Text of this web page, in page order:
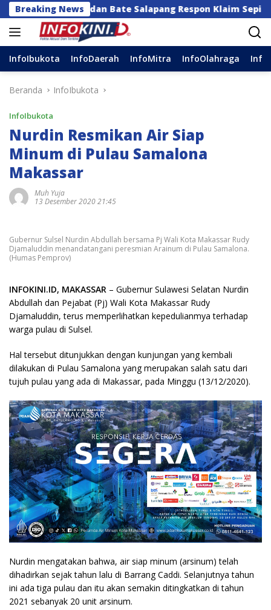
Langsung
ke
konten
Breaking News
dan Bate Salapang Respon Klaim Sepihak, Tekankan
InfoIbukota InfoDaerah InfoMitra InfoOlahraga
Beranda InfoIbukota
InfoIbukota
Nurdin Resmikan Air Siap
Minum di Pulau Samalona
Makassar
Muh Yuja
13 Desember 2020 21:45
Gubernur Sulsel Nurdin Abdullah bersama Pj Wali Kota Makassar Rudy
Djamaluddin menandatangani peresmian Arainum di Pulau Samalona.
(Humas Pemprov)
INFOKINI.ID, MAKASSAR – Gubernur Sulawesi Selatan Nurdin
Abdullah dan Pejabat (Pj) Wali Kota Makassar Rudy
Djamaluddin, terus memperlihatkan kepedulianmya terhadap
warga pulau di Sulsel.
Hal tersebut ditunjukkan dengan kunjungan yang kembali
dilakukan di Pulau Samalona yang merupakan salah satu dari
tujuh pulau yang ada di Makassar, pada Minggu (13/12/2020).
Nurdin mengatakan bahwa, air siap minum (arsinum) telah
dihadirkan sejak tahun lalu di Barrang Caddi. Selanjutnya tahun
ini ada tiga pulau dan itu akan semakin ditingkatkan di tahun
2021 sebanyak 20 unit arsinum.